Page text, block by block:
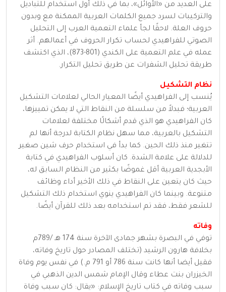
على العديد من «الأوائل»، بما في ذلك أول استخدام للتباديل
والتركيبات لسرد جميع الكلمات العربية الممكنة مع وبدون
حروف العلة. لاحقًا لجأ علماء التعمية العرب إلى التحليل
الصوتي للفراهيدي لحساب تكرار الحروف في أعمالهم. أثر
عمله في علم التعمية على الكندي (801-873)، الذي اكتشف
طريقة تحليل الشفرات عن طريق تحليل التكرار.
نظام التشكيل
يُنسب إلى الفراهيدي أيضًا المعيار الحالي لعلامات التشكيل
العربية؛ فبدلاً من سلسلة من النقاط التي لا يمكن تمييزها،
كان الفراهيدي هو الذي قدم أشكالًا مختلفة لعلامات
التشكيل بالعربية، مما سهل نظام الكتابة لدرجة أنها لم
تتغير منذ ذلك الحين. كما بدأ في استخدام حرف شين صغير
للدلالة على علامة الشدة. كان أسلوب الفراهيدي في كتابة
الأبجدية العربية أقل غموضًا بكثير من النظام السابق له،
حيث كان يتعين على النقاط في ذلك الأخير أداء وظائف
متنوعة. وبينما كان الفراهيدي ينوي استخدام ذلك التشكيل
للشعر فقط، فقد تم استخدامه بعد ذلك للقرآن أيضًا.
وفاته
توفي في البصرة بشهر جمادى الآخرة سنة 174 هـ /789م
بخلافة هارون الرشيد (تختلف المصادر حول تاريخ وفاته،
فقيل أيضا أنها كانت سنة 786 أو 791 م.) في نفس يوم وفاة
الخيزران بنت عطاء وقال الإمام شمس الدين الذهبي في
سبب وفاته في كتاب تاريخ الإسلام: «يقال: كان سبب وفاة